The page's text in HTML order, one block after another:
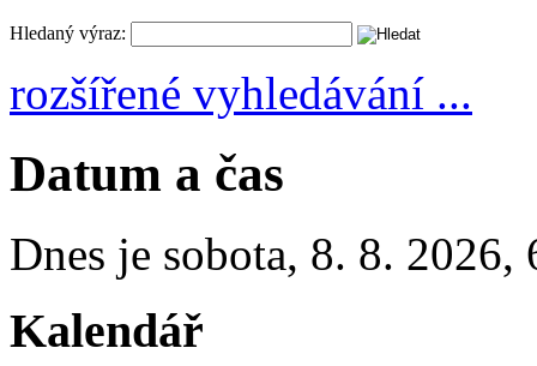
Hledaný výraz:
rozšířené vyhledávání ...
Datum a čas
Dnes je sobota, 8. 8. 2026,
Kalendář